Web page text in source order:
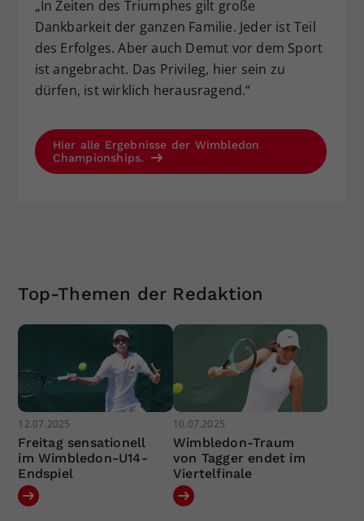
„In Zeiten des Triumphes gilt große
Dankbarkeit der ganzen Familie. Jeder ist Teil
des Erfolges. Aber auch Demut vor dem Sport
ist angebracht. Das Privileg, hier sein zu
dürfen, ist wirklich herausragend.“
Hier alle Ergebnisse der Wimbledon
Championships.
Top-Themen der Redaktion
12.07.2025
Freitag sensationell
im Wimbledon-U14-
Endspiel
10.07.2025
Wimbledon-Traum
von Tagger endet im
Viertelfinale